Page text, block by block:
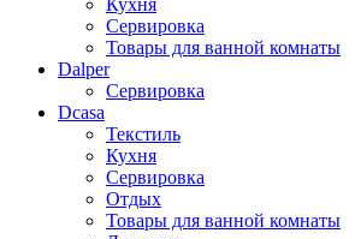
Кухня
Сервировка
Товары для ванной комнаты
Dalper
Сервировка
Dcasa
Текстиль
Кухня
Сервировка
Отдых
Товары для ванной комнаты